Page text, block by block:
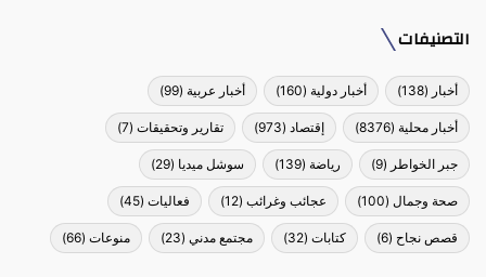
التصنيفات
أخبار (138) أخبار دولية (160) أخبار عربية (99)
أخبار محلية (8376) إقتصاد (973) تقارير وتحقيقات (7)
جبر الخواطر (9) رياضة (139) سوشل ميديا (29)
صحة وجمال (100) عجائب وغرائب (12) فعاليات (45)
قصص نجاح (6) كتابات (32) مجتمع مدني (23) منوعات (66)